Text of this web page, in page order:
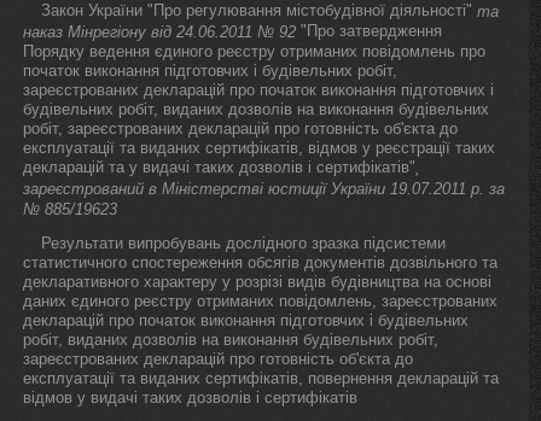
Закон України "Про регулювання містобудівної діяльності" та
наказ Мінрегіону від 24.06.2011 № 92 "Про затвердження
Порядку ведення єдиного реєстру отриманих повідомлень про
початок виконання підготовчих і будівельних робіт,
зареєстрованих декларацій про початок виконання підготовчих і
будівельних робіт, виданих дозволів на виконання будівельних
робіт, зареєстрованих декларацій про готовність об'єкта до
експлуатації та виданих сертифікатів, відмов у реєстрації таких
декларацій та у видачі таких дозволів і сертифікатів",
зареєстрований в Міністерстві юстиції України 19.07.2011 р. за
№ 885/19623
Результати випробувань дослідного зразка підсистеми
статистичного спостереження обсягів документів дозвільного та
декларативного характеру у розрізі видів будівництва на основі
даних єдиного реєстру отриманих повідомлень, зареєстрованих
декларацій про початок виконання підготовчих і будівельних
робіт, виданих дозволів на виконання будівельних робіт,
зареєстрованих декларацій про готовність об'єкта до
експлуатації та виданих сертифікатів, повернення декларацій та
відмов у видачі таких дозволів і сертифікатів